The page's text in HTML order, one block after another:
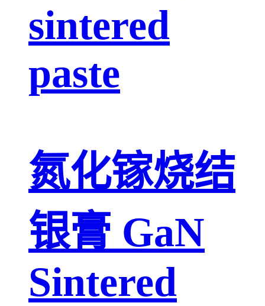
sintered
paste
氮化镓烧结
银膏 GaN
Sintered